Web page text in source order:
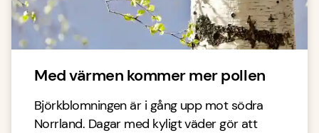
Med värmen kommer mer pollen
Björkblomningen är i gång upp mot södra
Norrland. Dagar med kyligt väder gör att